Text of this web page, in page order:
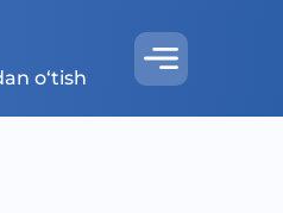
o‘tish